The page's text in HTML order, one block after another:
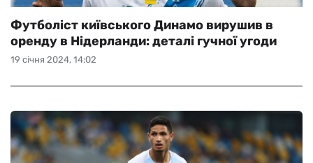
19 січня 2024, 14:02
Футболіст київського Динамо вирушив в
оренду в Нідерланди: деталі гучної угоди